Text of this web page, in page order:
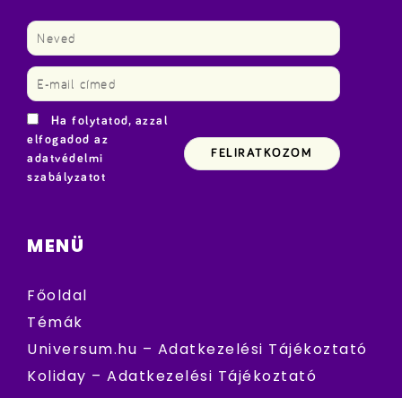
Ha folytatod, azzal
elfogadod az
adatvédelmi
szabályzatot
MENÜ
Főoldal
Témák
Universum.hu – Adatkezelési Tájékoztató
Koliday – Adatkezelési Tájékoztató